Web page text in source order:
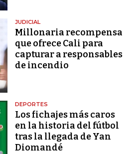
JUDICIAL
Millonaria recompensa
que ofrece Cali para
capturar a responsables
de incendio
DEPORTES
Los fichajes más caros
en la historia del fútbol
tras la llegada de Yan
Diomandé